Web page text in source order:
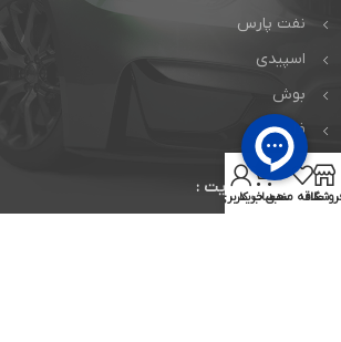
نفت پارس
اسپیدی
بوش
فلومکس
پشتیبانی سایت :
علاقه مندی
0
سبد خرید
حساب کاربری من